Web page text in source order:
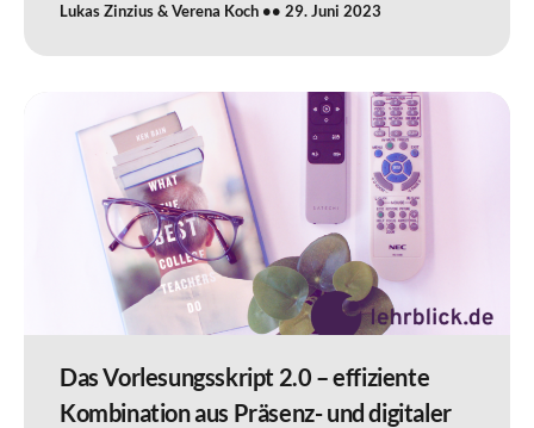
Lukas Zinzius & Verena Koch 29. Juni 2023
Das Vorlesungsskript 2.0 – effiziente
Kombination aus Präsenz- und digitaler